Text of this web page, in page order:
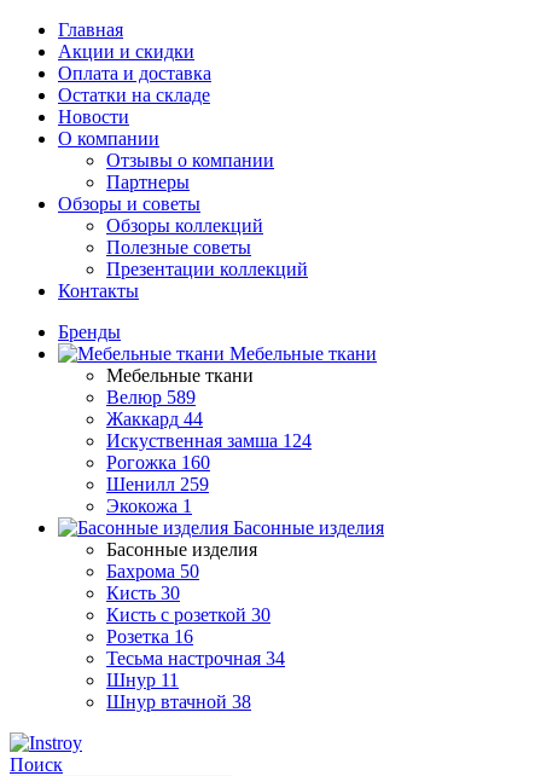
Главная
Акции и скидки
Оплата и доставка
Остатки на складе
Новости
О компании
Отзывы о компании
Партнеры
Обзоры и советы
Обзоры коллекций
Полезные советы
Презентации коллекций
Контакты
Бренды
Мебельные ткани
Мебельные ткани
Велюр 589
Жаккард 44
Искуственная замша 124
Рогожка 160
Шенилл 259
Экокожа 1
Басонные изделия
Басонные изделия
Бахрома 50
Кисть 30
Кисть с розеткой 30
Розетка 16
Тесьма настрочная 34
Шнур 11
Шнур втачной 38
Поиск